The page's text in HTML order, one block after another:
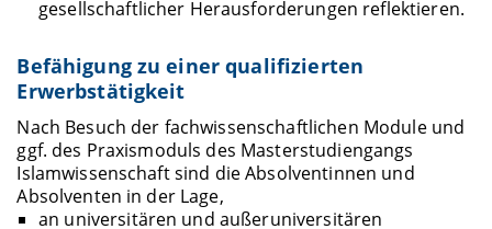
gesellschaftlicher Herausforderungen reflektieren.
Befähigung zu einer qualifizierten
Erwerbstätigkeit
Nach Besuch der fachwissenschaftlichen Module und
ggf. des Praxismoduls des Masterstudiengangs
Islamwissenschaft sind die Absolventinnen und
Absolventen in der Lage,
an universitären und außeruniversitären